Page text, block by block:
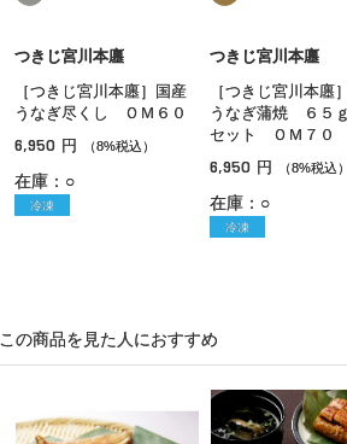
つきじ宮川本廛
［つきじ宮川本廛］国産
うなぎ尽くし ＯＭ６０
6,950 円 （8%税込）
在庫：○
冷凍
つきじ宮川本廛
［つきじ宮川本廛
うなぎ蒲焼 ６５
セット ＯＭ７０
6,950 円 （8%税込
在庫：○
冷凍
この商品を見た人におすすめ